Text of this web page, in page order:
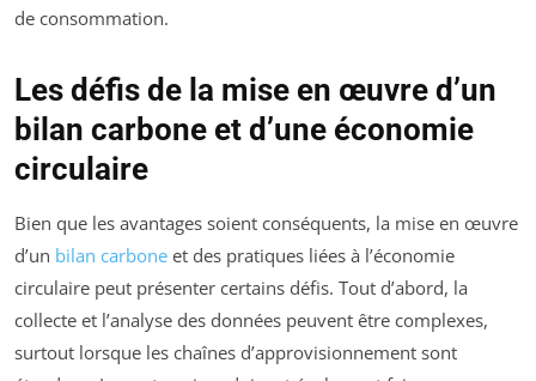
de consommation.
Les défis de la mise en œuvre d’un
bilan carbone et d’une économie
circulaire
Bien que les avantages soient conséquents, la mise en œuvre
d’un bilan carbone et des pratiques liées à l’économie
circulaire peut présenter certains défis. Tout d’abord, la
collecte et l’analyse des données peuvent être complexes,
surtout lorsque les chaînes d’approvisionnement sont